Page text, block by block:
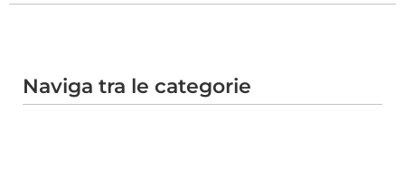
Naviga tra le categorie